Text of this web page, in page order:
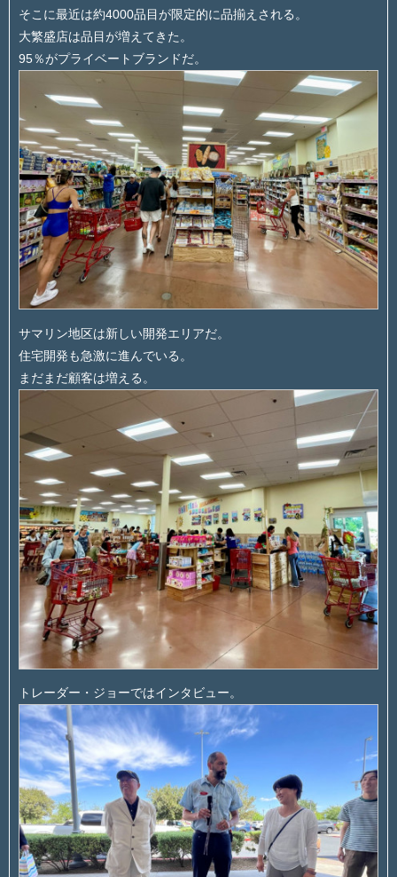
そこに最近は約4000品目が限定的に品揃えされる。
大繁盛店は品目が増えてきた。
95％がプライベートブランドだ。
サマリン地区は新しい開発エリアだ。
住宅開発も急激に進んでいる。
まだまだ顧客は増える。
トレーダー・ジョーではインタビュー。